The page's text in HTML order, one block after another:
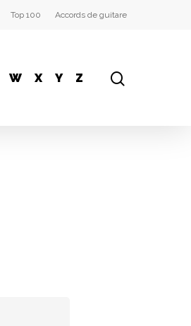
Top 100 Accords de guitare
W X Y Z